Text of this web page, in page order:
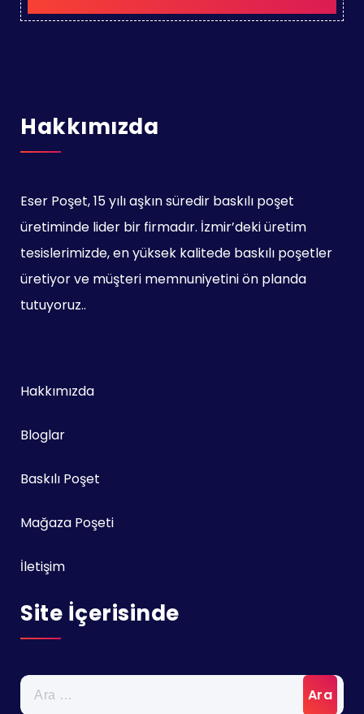
Hakkımızda
Eser Poşet, 15 yılı aşkın süredir baskılı poşet
üretiminde lider bir firmadır. İzmir’deki üretim
tesislerimizde, en yüksek kalitede baskılı poşetler
üretiyor ve müşteri memnuniyetini ön planda
tutuyoruz..
Hakkımızda
Bloglar
Baskılı Poşet
Mağaza Poşeti
İletişim
Site İçerisinde
Arama: